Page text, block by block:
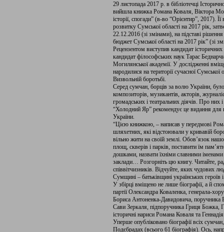
29 листопада 2017 р. в бібліотечці
вийшла книжка Романа Коваля, Віктора
історії, спогади” (в-во “Орієнтир”, 2017).
розвитку Сумської області на 2017 рік,
22.12.2016 (зі змінами), на підставі
бюджет Сумської області на 2017 рік” (зі
Рецензентом виступив кандидат
кандидат філософських наук Тарас
Могилянської академії. У дослідженні
народилися на території сучасної
Визвольній боротьбі.
Серед сумчан, борців за волю України,
композиторів, музикантів, акторів,
громадських і театральних діячів. Про
“Холодний Яр” рекомендує це видання для
України.
“Цією книжкою, – написав у передмові
шляхетних, які відстоювали у кривавій
вільно жити на своїй землі. Обов’язок
площ, скверів і парків, поставити їм
дошками, назвати їхніми славними іменами
заклади… Розгорніть цю книгу. Читайте,
співвітчизників. Відчуйте, яких чудових
Сумщині – батьківщині українських героїв
У збірці вміщено не лише біографії, а й
партії Олександра Коваленка, генерала-
Бориса Антоненка-Давидовича, поручника
Сави Зеркаля, підпоручника Гриця Божка,
історичні нариси Романа Коваля та
Уперше опубліковано біографії всіх
Подєбрадах (всього 61 біографія). Ось,